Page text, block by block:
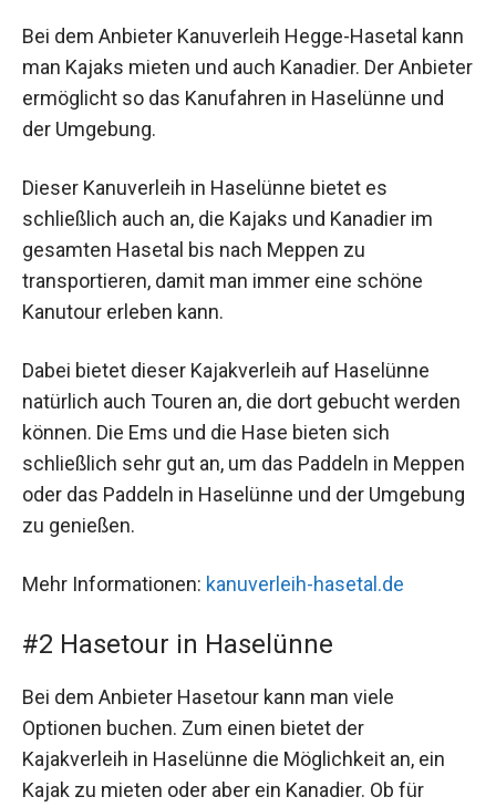
Bei dem Anbieter Kanuverleih Hegge-Hasetal kann
man Kajaks mieten und auch Kanadier. Der Anbieter
ermöglicht so das Kanufahren in Haselünne und
der Umgebung.
Dieser Kanuverleih in Haselünne bietet es
schließlich auch an, die Kajaks und Kanadier im
gesamten Hasetal bis nach Meppen zu
transportieren, damit man immer eine schöne
Kanutour erleben kann.
Dabei bietet dieser Kajakverleih auf Haselünne
natürlich auch Touren an, die dort gebucht werden
können. Die Ems und die Hase bieten sich
schließlich sehr gut an, um das Paddeln in Meppen
oder das Paddeln in Haselünne und der Umgebung
zu genießen.
Mehr Informationen: kanuverleih-hasetal.de
#2 Hasetour in Haselünne
Bei dem Anbieter Hasetour kann man viele
Optionen buchen. Zum einen bietet der
Kajakverleih in Haselünne die Möglichkeit an, ein
Kajak zu mieten oder aber ein Kanadier. Ob für